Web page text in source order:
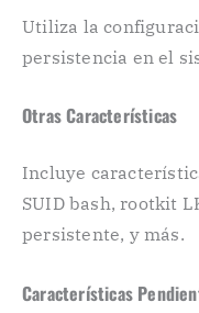
Utiliza la
persistencia en el
Otras Características
Incluye
SUID bash, rootkit
persistente, y más.
Características